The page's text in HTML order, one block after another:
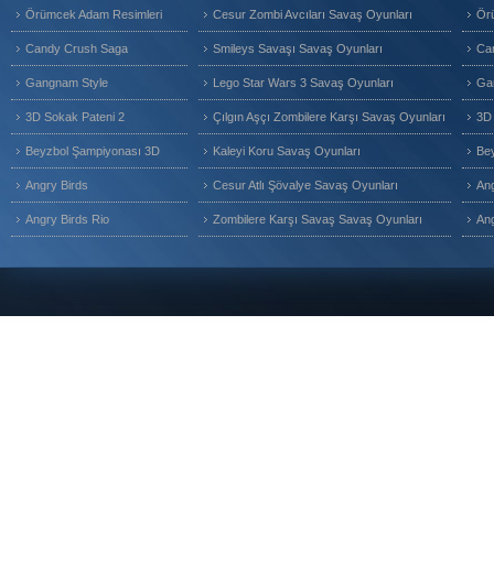
Örümcek Adam Resimleri
Candy Crush Saga
Gangnam Style
3D Sokak Pateni 2
Beyzbol Şampiyonası 3D
Angry Birds
Angry Birds Rio
Cesur Zombi Avcıları Savaş Oyunları
Smileys Savaşı Savaş Oyunları
Lego Star Wars 3 Savaş Oyunları
Çılgın Aşçı Zombilere Karşı Savaş Oyunları
Kaleyi Koru Savaş Oyunları
Cesur Atlı Şövalye Savaş Oyunları
Zombilere Karşı Savaş Savaş Oyunları
3D